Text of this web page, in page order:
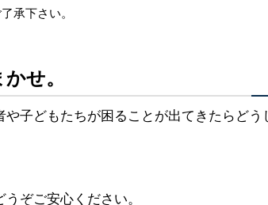
承下さい。
せ。
子どもたちが困ることが出てきたらどう
ぞご安心ください。